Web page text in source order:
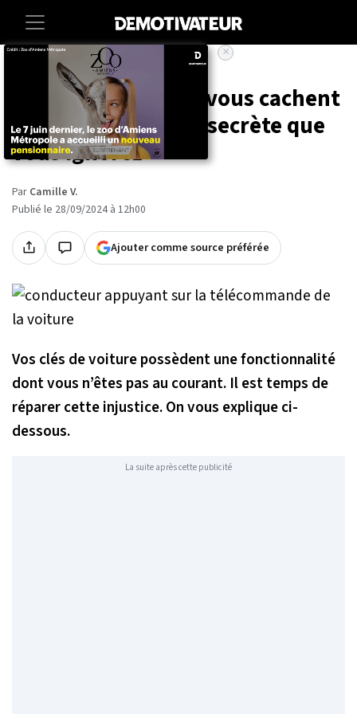
Vie-pratique
Vos clés de voiture vous cachent
une fonctionnalité secrète que
vous ignorez
Par Camille V.
Publié le 28/09/2024 à 12h00
Ajouter comme source préférée
Vos clés de voiture possèdent une fonctionnalité
dont vous n’êtes pas au courant. Il est temps de
réparer cette injustice. On vous explique ci-
dessous.
La suite après cette publicité
×